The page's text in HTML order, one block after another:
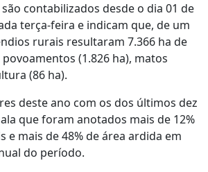
são contabilizados desde o dia 01 de
terça-feira e indicam que, de um
rurais resultaram 7.366 ha de
(1.826 ha), matos
(86 ha).
deste ano com os dos últimos dez
que foram anotados mais de 12%
e mais de 48% de área ardida em
do período.